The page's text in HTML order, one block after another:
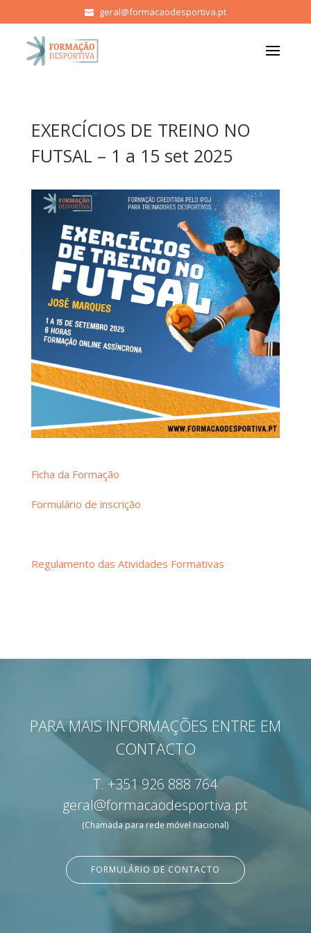
geral@formacaodesportiva.pt
EXERCÍCIOS DE TREINO NO
FUTSAL – 1 a 15 set 2025
Ficha da Formação
Formulário de inscrição
Regulamento das Atividades Formativas
PARA MAIS INFORMAÇÕES ENTRE EM
CONTACTO
T.+351 926 888 764
geral@formacaodesportiva.pt
(Chamada para rede móvel nacional)
FORMULÁRIO DE CONTACTO